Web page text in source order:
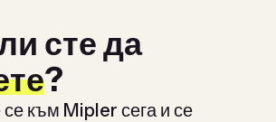
сте да
?
към Mipler сега и се